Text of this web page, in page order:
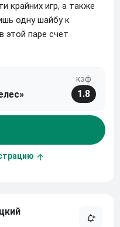
крайних игр, а также
одну шайбу к
этой паре счет
кэф
1.8